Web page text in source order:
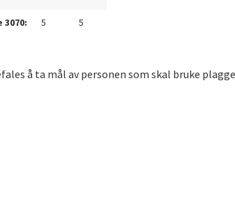
5 5
å ta mål av personen som skal bruke